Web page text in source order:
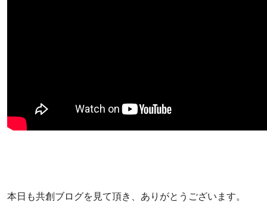
本日も共創ブログを見て頂き、ありがとうございます。